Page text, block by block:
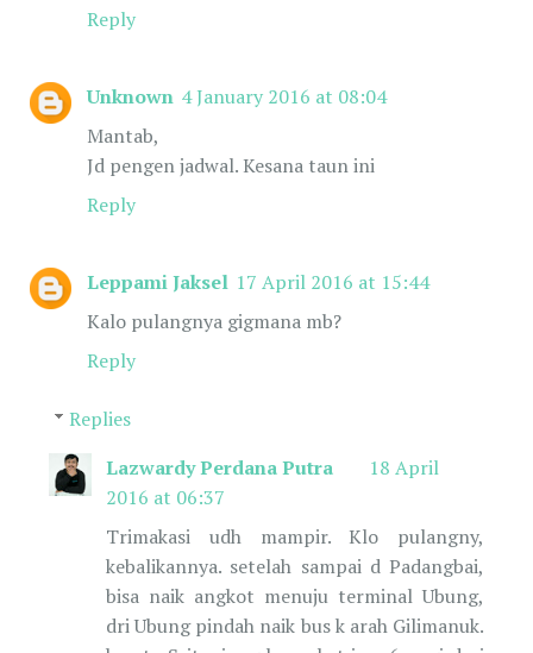
Reply
Unknown 4 January 2016 at 08:04
Mantab,
Jd pengen jadwal. Kesana taun ini
Reply
Leppami Jaksel 17 April 2016 at 15:44
Kalo pulangnya gigmana mb?
Reply
Replies
Lazwardy Perdana Putra
18 April
2016 at 06:37
Trimakasi udh mampir. Klo pulangny,
kebalikannya. setelah sampai d Padangbai,
bisa naik angkot menuju terminal Ubung,
dri Ubung pindah naik bus k arah Gilimanuk.